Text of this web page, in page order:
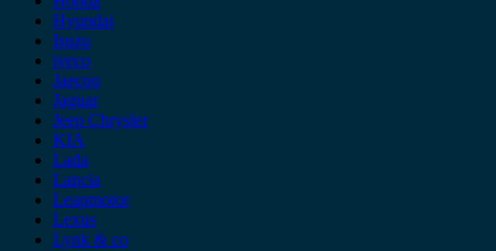
Hyundai
Isuzu
iveco
Jaecoo
Jaguar
Jeep Chrysler
KIA
Lada
Lancia
Leapmotor
Lexus
Lynk & co